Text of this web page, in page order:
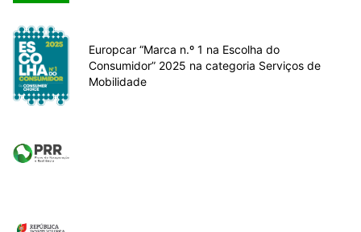
Europcar “Marca n.º 1 na Escolha do
Consumidor” 2025 na categoria Serviços de
Mobilidade